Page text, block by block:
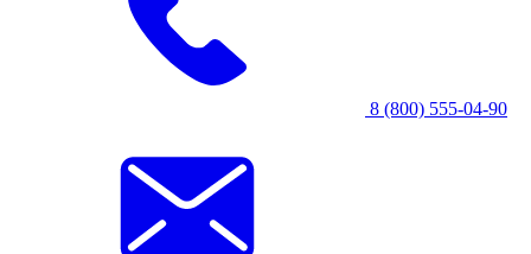
8 (800) 555-04-90